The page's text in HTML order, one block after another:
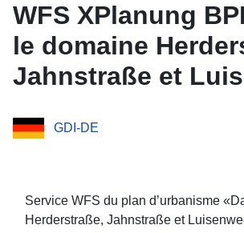
WFS XPlanung
le domaine
Jahnstraße et
GDI-DE
Service WFS du plan d’urbanisme
Herderstraße, Jahnstraße et